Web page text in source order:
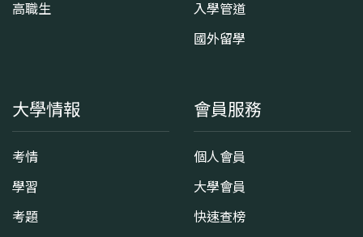
高職生
入學管道
國外留學
大學情報
考情
學習
考題
會員服務
個人會員
大學會員
快速查榜